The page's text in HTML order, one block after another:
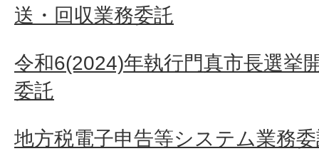
送・回収業務委託
令和6(2024)年執行門真市長選挙
委託
地方税電子申告等システム業務